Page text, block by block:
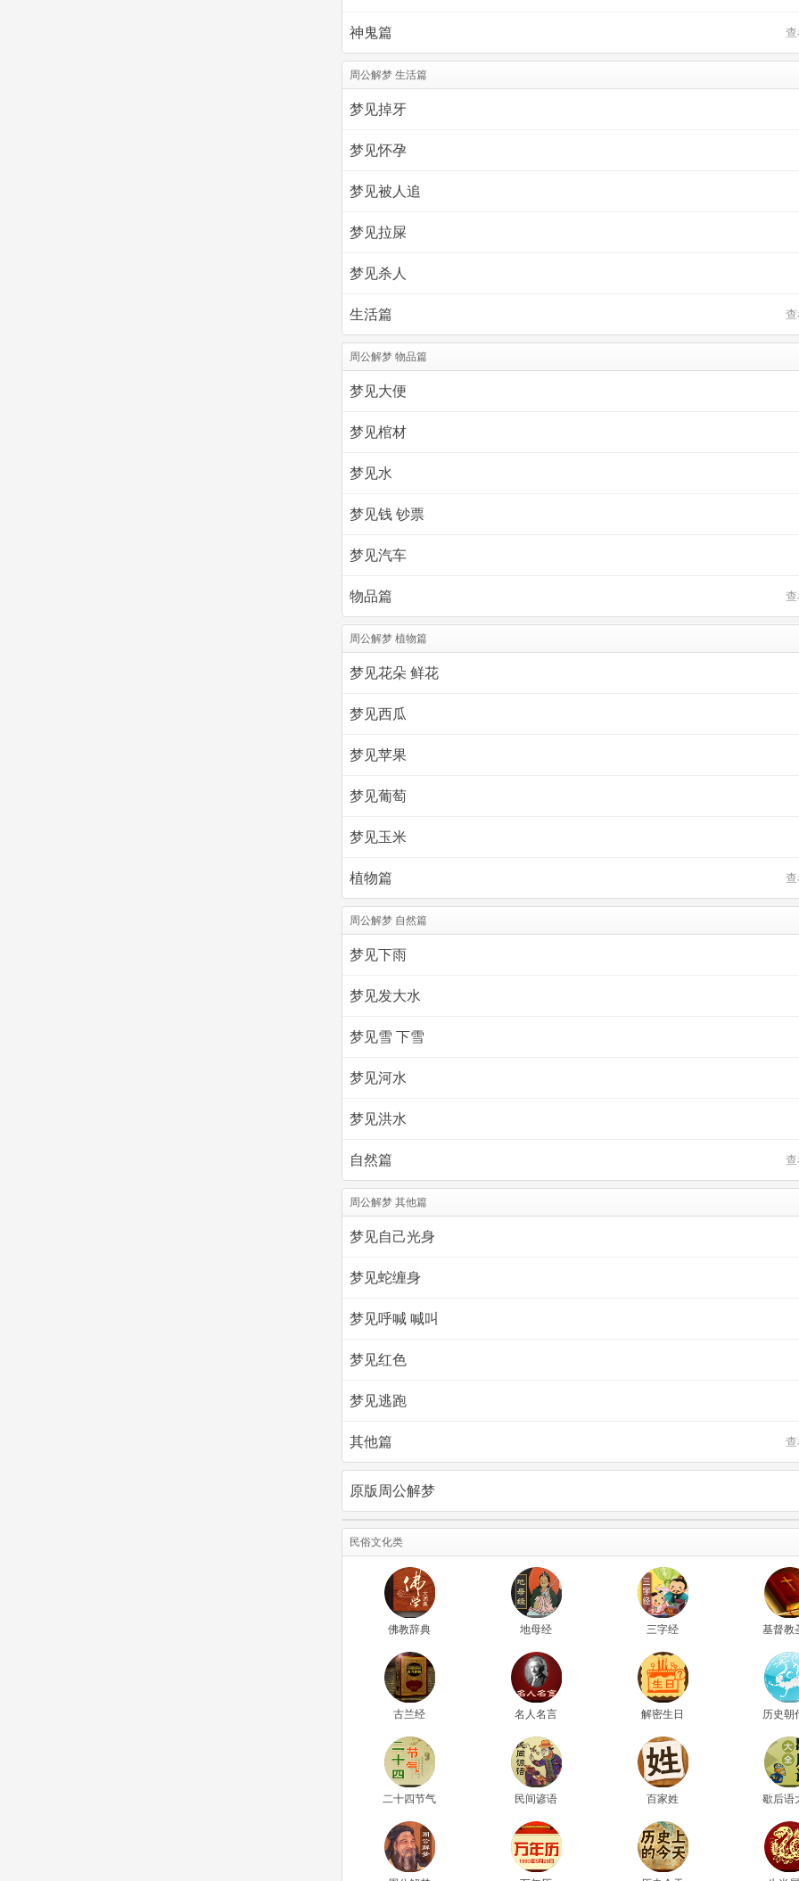
神鬼篇
周公解梦 生活篇
梦见掉牙
梦见怀孕
梦见被人追
梦见拉屎
梦见杀人
生活篇
周公解梦 物品篇
梦见大便
梦见棺材
梦见水
梦见钱 钞票
梦见汽车
物品篇
周公解梦 植物篇
梦见花朵 鲜花
梦见西瓜
梦见苹果
梦见葡萄
梦见玉米
植物篇
周公解梦 自然篇
梦见下雨
梦见发大水
梦见雪 下雪
梦见河水
梦见洪水
自然篇
周公解梦 其他篇
梦见自己光身
梦见蛇缠身
梦见呼喊 喊叫
梦见红色
梦见逃跑
其他篇
原版周公解梦
民俗文化类
佛教辞典 地母经 三字经 基督教
古兰经 名人名言 解密生日 历史朝
二十四节气 民间谚语 百家姓 歇后语